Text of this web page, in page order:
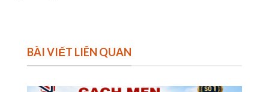
BÀI VIẾT LIÊN QUAN